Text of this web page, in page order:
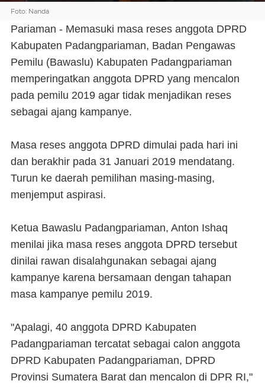
Foto: Nanda
Pariaman - Memasuki masa reses anggota DPRD
Kabupaten Padangpariaman, Badan Pengawas
Pemilu (Bawaslu) Kabupaten Padangpariaman
memperingatkan anggota DPRD yang mencalon
pada pemilu 2019 agar tidak menjadikan reses
sebagai ajang kampanye.
Masa reses anggota DPRD dimulai pada hari ini
dan berakhir pada 31 Januari 2019 mendatang.
Turun ke daerah pemilihan masing-masing,
menjemput aspirasi.
Ketua Bawaslu Padangpariaman, Anton Ishaq
menilai jika masa reses anggota DPRD tersebut
dinilai rawan disalahgunakan sebagai ajang
kampanye karena bersamaan dengan tahapan
masa kampanye pemilu 2019.
"Apalagi, 40 anggota DPRD Kabupaten
Padangpariaman tercatat sebagai calon anggota
DPRD Kabupaten Padangpariaman, DPRD
Provinsi Sumatera Barat dan mencalon di DPR RI,"